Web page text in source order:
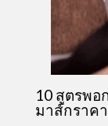
10 สูตรพอ
มาส์กราค